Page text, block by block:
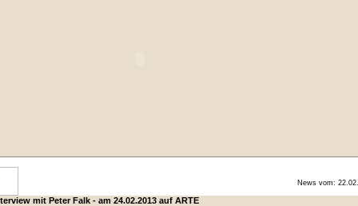
News vom:
mit Peter Falk - am 24.02.2013 auf ARTE